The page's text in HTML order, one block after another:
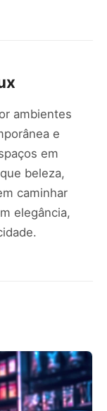
ambientes
e
em
beleza,
caminhar
elegância,